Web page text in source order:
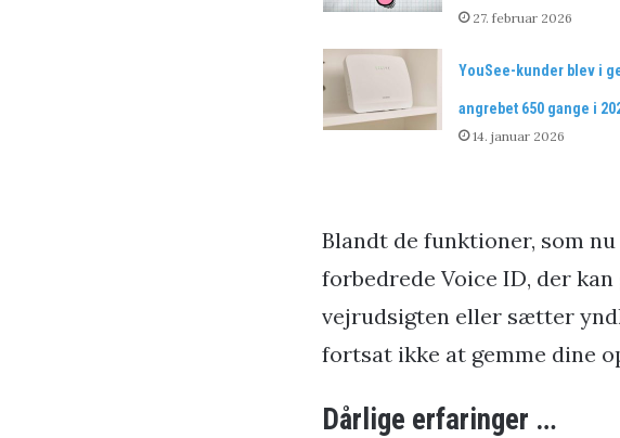
27. februar 2026
YouSee-kunder blev i
angrebet 650 gange i
14. januar 2026
Blandt de funktioner, som
forbedrede Voice ID, der
vejrudsigten eller sætter
fortsat ikke at gemme dine
Dårlige erfaringer …